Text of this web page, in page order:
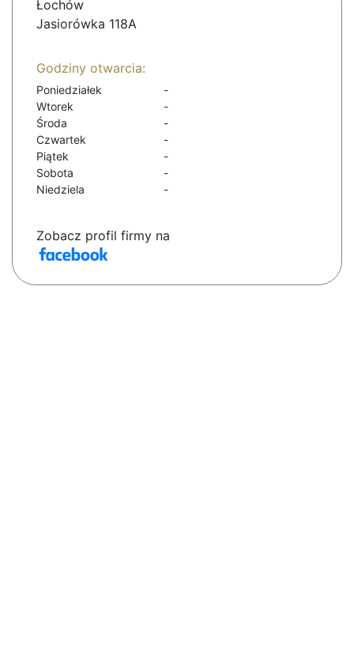
Łochów
Jasiorówka 118A
Godziny otwarcia:
Poniedziałek
-
Wtorek
-
Środa
-
Czwartek
-
Piątek
-
Sobota
-
Niedziela
-
Zobacz profil firmy na